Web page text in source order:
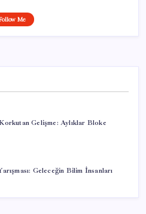
Me
Gelişme: Aylıklar Bloke
Geleceğin Bilim İnsanları